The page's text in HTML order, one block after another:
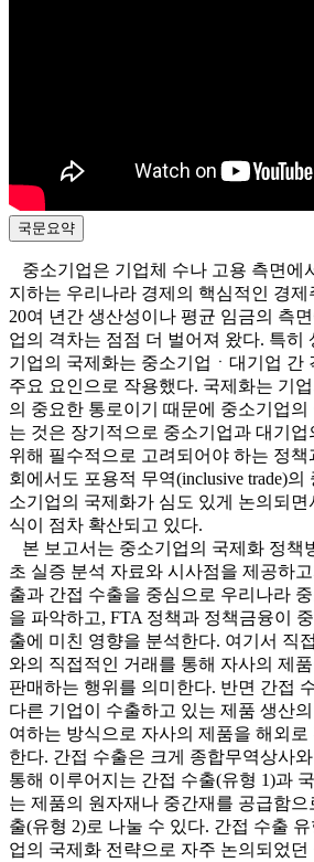
국문요약
중소기업은 기업체 수나 고용 측면에
지하는 우리나라 경제의 핵심적인 경
20여 년간 생산성이나 평균 임금의 측
업의 격차는 점점 더 벌어져 왔다. 특히
기업의 국제화는 중소기업ㆍ대기업 간
주요 요인으로 작용했다. 국제화는 기
의 중요한 통로이기 때문에 중소기업
는 것은 장기적으로 중소기업과 대기업
위해 필수적으로 고려되어야 하는 정
회에서도 포용적 무역(inclusive trade)
소기업의 국제화가 심도 있게 논의되
식이 점차 확산되고 있다.
본 보고서는 중소기업의 국제화 정책
초 실증 분석 자료와 시사점을 제공하
출과 간접 수출을 중심으로 우리나라
을 파악하고, FTA 정책과 정책금융이
출에 미친 영향을 분석한다. 여기서 직
와의 직접적인 거래를 통해 자사의 제
판매하는 행위를 의미한다. 반면 간접
다른 기업이 수출하고 있는 제품 생산
여하는 방식으로 자사의 제품을 해외
한다. 간접 수출은 크게 종합무역상사
통해 이루어지는 간접 수출(유형 1)과
는 제품의 원자재나 중간재를 공급함
출(유형 2)로 나눌 수 있다. 간접 수출 유
업의 국제화 전략으로 자주 논의되었던